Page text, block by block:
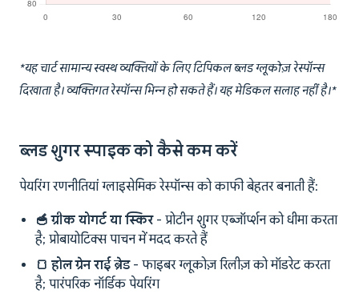
*यह चार्ट सामान्य स्वस्थ व्यक्तियों के लिए टिपिकल ब्लड ग्लूकोज़ रेस्पॉन्स
दिखाता है। व्यक्तिगत रेस्पॉन्स भिन्न हो सकते हैं। यह मेडिकल सलाह नहीं है।*
ब्लड शुगर स्पाइक को कैसे कम करें
पेयरिंग रणनीतियां ग्लाइसेमिक रेस्पॉन्स को काफी बेहतर बनाती हैं:
🥣 ग्रीक योगर्ट या स्किर- प्रोटीन शुगर एब्जॉर्प्शन को धीमा करता
है; प्रोबायोटिक्स पाचन में मदद करते हैं
🍞 होल ग्रेन राई ब्रेड- फाइबर ग्लूकोज़ रिलीज़ को मॉडरेट करता
है; पारंपरिक नॉर्डिक पेयरिंग